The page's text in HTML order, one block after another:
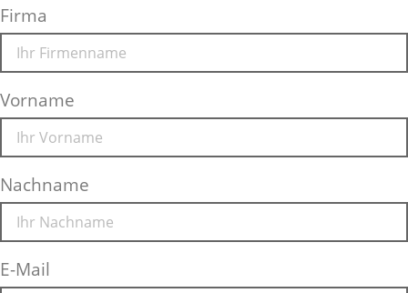
Firma
Vorname
Nachname
E-Mail